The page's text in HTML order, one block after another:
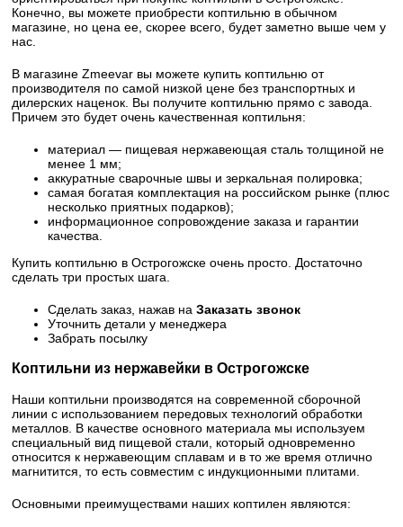
Конечно, вы можете приобрести коптильню в обычном
магазине, но цена ее, скорее всего, будет заметно выше чем у
нас.
В магазине Zmeevar вы можете купить коптильню от
производителя по самой низкой цене без транспортных и
дилерских наценок. Вы получите коптильню прямо с завода.
Причем это будет очень качественная коптильня:
материал — пищевая нержавеющая сталь толщиной не
менее 1 мм;
аккуратные сварочные швы и зеркальная полировка;
самая богатая комплектация на российском рынке (плюс
несколько приятных подарков);
информационное сопровождение заказа и гарантии
качества.
Купить коптильню в Острогожске очень просто. Достаточно
сделать три простых шага.
Сделать заказ, нажав наЗаказать звонок
Уточнить детали у менеджера
Забрать посылку
Коптильни из нержавейки в Острогожске
Наши коптильни производятся на современной сборочной
линии с использованием передовых технологий обработки
металлов. В качестве основного материала мы используем
специальный вид пищевой стали, который одновременно
относится к нержавеющим сплавам и в то же время отлично
магнитится, то есть совместим с индукционными плитами.
Основными преимуществами наших коптилен являются: